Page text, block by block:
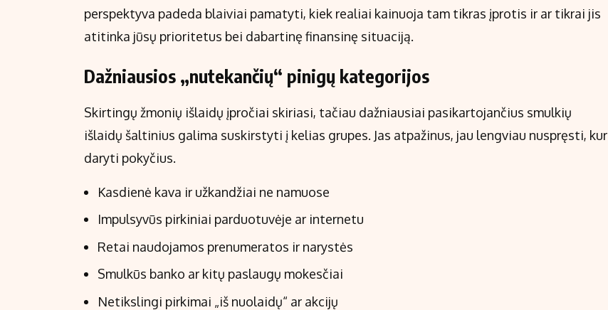
perspektyva padeda blaiviai pamatyti, kiek realiai kainuoja tam tikras įprotis ir ar tikrai jis
atitinka jūsų prioritetus bei dabartinę finansinę situaciją.
Dažniausios „nutekančių“ pinigų kategorijos
Skirtingų žmonių išlaidų įpročiai skiriasi, tačiau dažniausiai pasikartojančius smulkių
išlaidų šaltinius galima suskirstyti į kelias grupes. Jas atpažinus, jau lengviau nuspręsti, kur
daryti pokyčius.
Kasdienė kava ir užkandžiai ne namuose
Impulsyvūs pirkiniai parduotuvėje ar internetu
Retai naudojamos prenumeratos ir narystės
Smulkūs banko ar kitų paslaugų mokesčiai
Netikslingi pirkimai „iš nuolaidų“ ar akcijų